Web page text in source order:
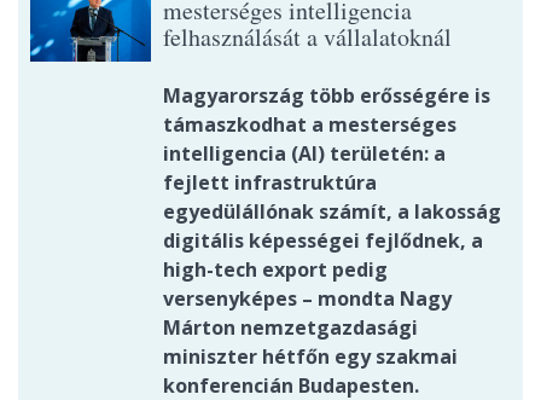
mesterséges intelligencia
felhasználását a vállalatoknál
Magyarország több erősségére is
támaszkodhat a mesterséges
intelligencia (AI) területén: a
fejlett infrastruktúra
egyedülállónak számít, a lakosság
digitális képességei fejlődnek, a
high-tech export pedig
versenyképes – mondta Nagy
Márton nemzetgazdasági
miniszter hétfőn egy szakmai
konferencián Budapesten.